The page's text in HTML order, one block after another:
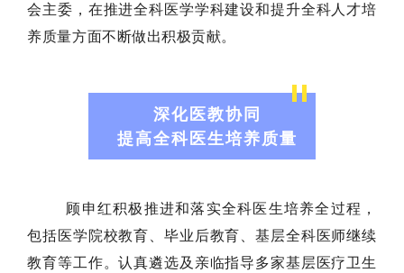
会主委，在推进全科医学学科建设和提升全科人才培
养质量方面不断做出积极贡献。
深化医教协同
提高全科医生培养质量
顾申红积极推进和落实全科医生培养全过程，
包括医学院校教育、毕业后教育、基层全科医师继续
教育等工作。认真遴选及亲临指导多家基层医疗卫生